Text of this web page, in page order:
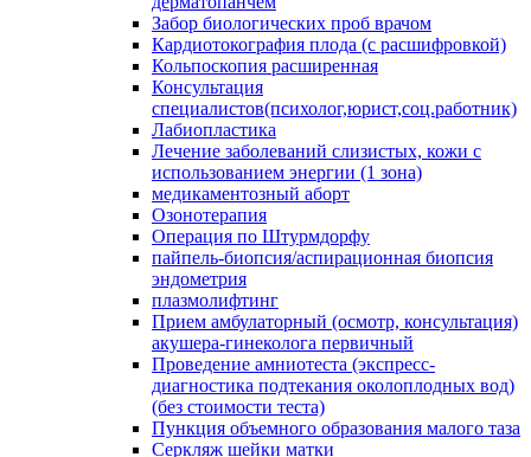
Забор биологических проб врачом
Кардиотокография плода (с расшифровкой)
Кольпоскопия расширенная
Консультация
специалистов(психолог,юрист,соц.работник)
Лабиопластика
Лечение заболеваний слизистых, кожи с
использованием энергии (1 зона)
медикаментозный аборт
Озонотерапия
Операция по Штурмдорфу
пайпель-биопсия/аспирационная биопсия
эндометрия
плазмолифтинг
Прием амбулаторный (осмотр, консультация)
акушера-гинеколога первичный
Проведение амниотеста (экспресс-
диагностика подтекания околоплодных вод)
(без стоимости теста)
Пункция объемного образования малого таза
Серкляж шейки матки